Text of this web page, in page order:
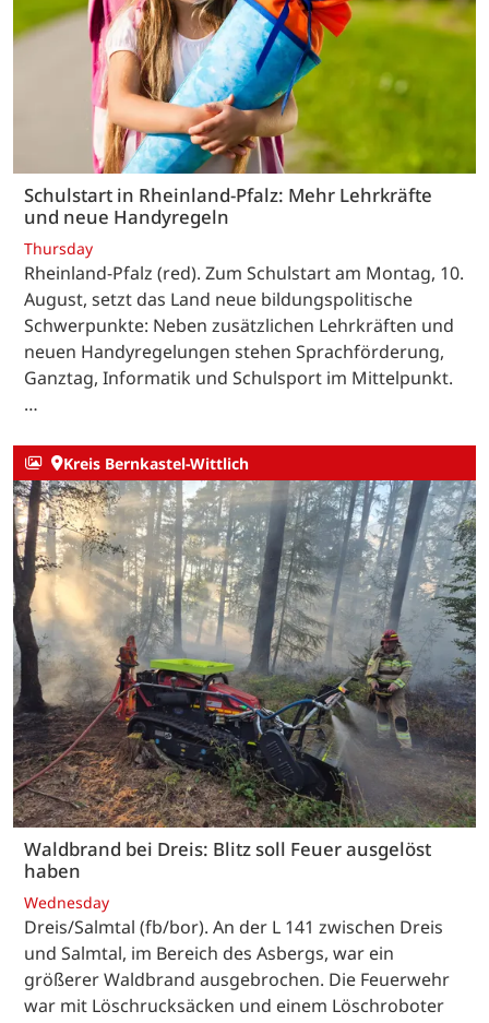
Schulstart in Rheinland-Pfalz: Mehr Lehrkräfte
und neue Handyregeln
Thursday
Rheinland-Pfalz (red). Zum Schulstart am Montag, 10.
August, setzt das Land neue bildungspolitische
Schwerpunkte: Neben zusätzlichen Lehrkräften und
neuen Handyregelungen stehen Sprachförderung,
Ganztag, Informatik und Schulsport im Mittelpunkt.
…
Kreis Bernkastel-Wittlich
Waldbrand bei Dreis: Blitz soll Feuer ausgelöst
haben
Wednesday
Dreis/Salmtal (fb/bor). An der L 141 zwischen Dreis
und Salmtal, im Bereich des Asbergs, war ein
größerer Waldbrand ausgebrochen. Die Feuerwehr
war mit Löschrucksäcken und einem Löschroboter